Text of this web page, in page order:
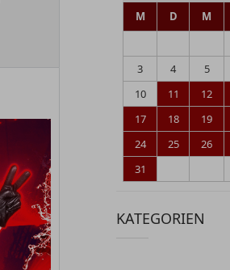
M D M
3
4 5
10
11 12
17
18 19
24
25 26
31
KATEGORIEN